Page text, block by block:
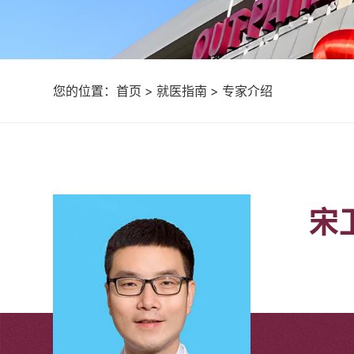
您的位置：首页 > 就医指南 > 专家介绍
宋